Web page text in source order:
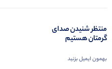
منتظر شنیدن صدای
گرمتان هستیم
بهمون ایمیل بزنید